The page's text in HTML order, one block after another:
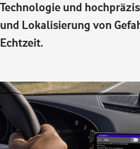
Technologie und
und Lokalisierung von
Echtzeit.